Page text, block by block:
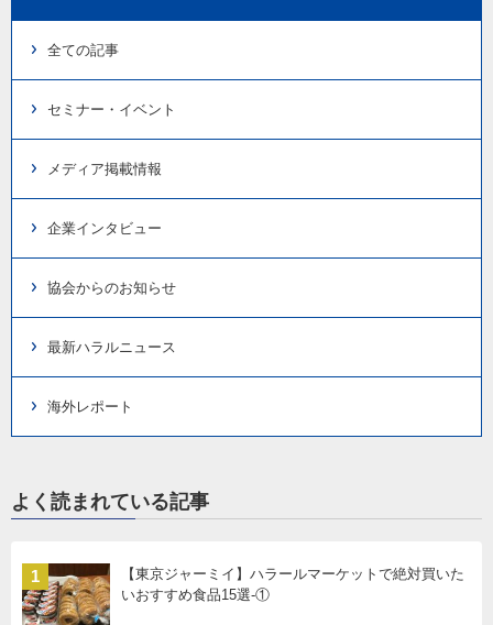
全ての記事
セミナー・イベント
メディア掲載情報
企業インタビュー
協会からのお知らせ
最新ハラルニュース
海外レポート
よく読まれている記事
1
【東京ジャーミイ】ハラールマーケットで絶対買いた
いおすすめ食品15選-①